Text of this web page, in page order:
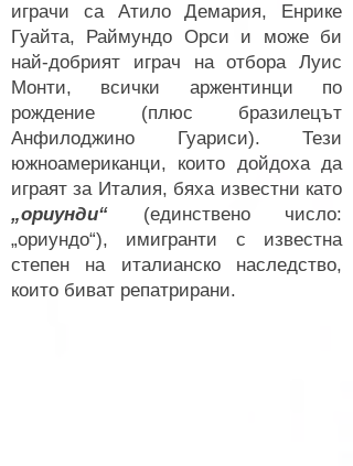
играчи са Атило Демария, Енрике
Гуайта, Раймундо Орси и може би
най-добрият играч на отбора Луис
Монти, всички аржентинци по
рождение (плюс бразилецът
Анфилоджино Гуариси). Тези
южноамериканци, които дойдоха да
играят за Италия, бяха известни като
„ориунди“ (единствено число:
„ориундо“), имигранти с известна
степен на италианско наследство,
които биват репатрирани.